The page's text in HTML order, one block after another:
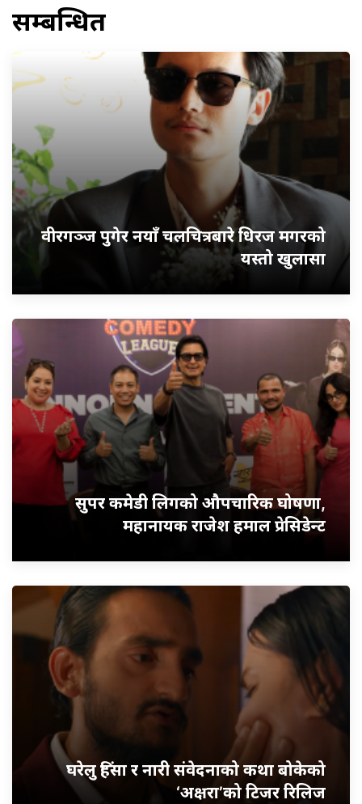
सम्बन्धित
वीरगञ्ज पुगेर नयाँ चलचित्रबारे धिरज मगरको
यस्तो खुलासा
सुपर कमेडी लिगको औपचारिक घोषणा,
महानायक राजेश हमाल प्रेसिडेन्ट
घरेलु हिंसा र नारी संवेदनाको कथा बोकेको
‘अक्षरा’को टिजर रिलिज